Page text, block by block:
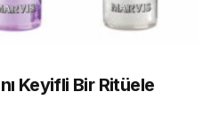
Keyifli Bir Ritüele